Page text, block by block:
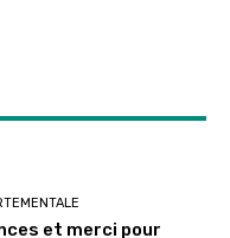
et merci pour